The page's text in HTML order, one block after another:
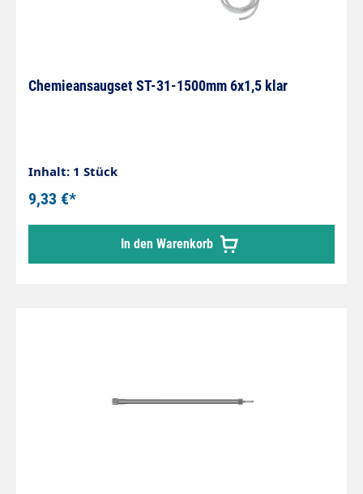
Chemieansaugset ST-31-1500mm 6x1,5 klar
Inhalt: 1 Stück
9,33 €*
In den Warenkorb